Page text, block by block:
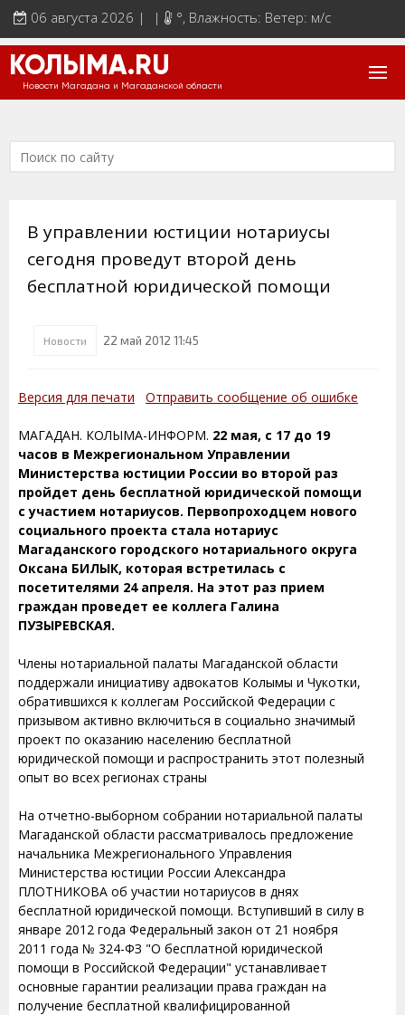
06 августа 2026 | | °, Влажность: Ветер: м/с
КОЛЫМА.RU
Новости Магадана и Магаданской области
В управлении юстиции нотариусы
сегодня проведут второй день
бесплатной юридической помощи
Новости 22 май 2012 11:45
Версия для печати Отправить сообщение об ошибке
МАГАДАН. КОЛЫМА-ИНФОРМ. 22 мая, с 17 до 19
часов в Межрегиональном Управлении
Министерства юстиции России во второй раз
пройдет день бесплатной юридической помощи
с участием нотариусов. Первопроходцем нового
социального проекта стала нотариус
Магаданского городского нотариального округа
Оксана БИЛЫК, которая встретилась с
посетителями 24 апреля. На этот раз прием
граждан проведет ее коллега Галина
ПУЗЫРЕВСКАЯ.
Члены нотариальной палаты Магаданской области
поддержали инициативу адвокатов Колымы и Чукотки,
обратившихся к коллегам Российской Федерации с
призывом активно включиться в социально значимый
проект по оказанию населению бесплатной
юридической помощи и распространить этот полезный
опыт во всех регионах страны
На отчетно-выборном собрании нотариальной палаты
Магаданской области рассматривалось предложение
начальника Межрегионального Управления
Министерства юстиции России Александра
ПЛОТНИКОВА об участии нотариусов в днях
бесплатной юридической помощи. Вступивший в силу в
январе 2012 года Федеральный закон от 21 ноября
2011 года № 324-ФЗ "О бесплатной юридической
помощи в Российской Федерации" устанавливает
основные гарантии реализации права граждан на
получение бесплатной квалифицированной